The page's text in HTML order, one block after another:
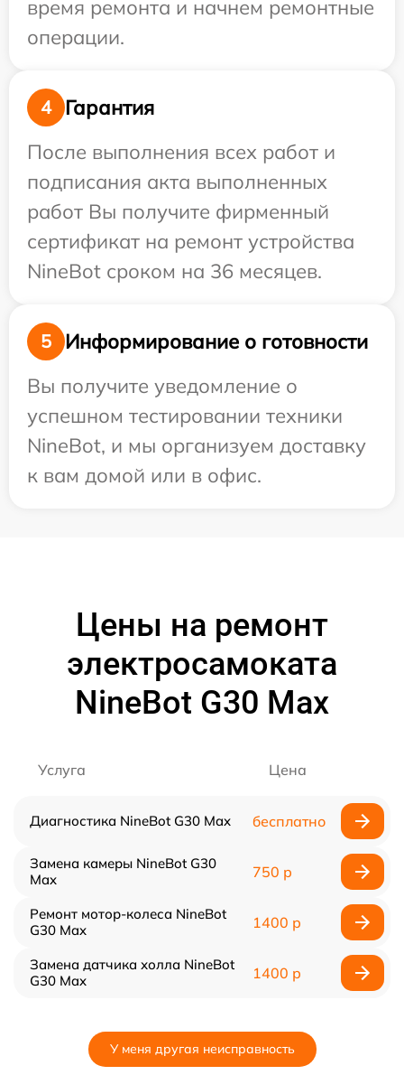
время ремонта и начнем ремонтные
операции.
4
Гарантия
После выполнения всех работ и
подписания акта выполненных
работ Вы получите фирменный
сертификат на ремонт устройства
NineBot сроком на 36 месяцев.
5
Информирование о готовности
Вы получите уведомление о
успешном тестировании техники
NineBot, и мы организуем доставку
к вам домой или в офис.
Цены на ремонт
электросамоката
NineBot G30 Max
Услуга Цена
Диагностика NineBot G30 Max бесплатно
Замена камеры NineBot G30
Max
750 р
Ремонт мотор-колеса NineBot
G30 Max
1400 р
Замена датчика холла NineBot
G30 Max
1400 р
У меня другая неисправность